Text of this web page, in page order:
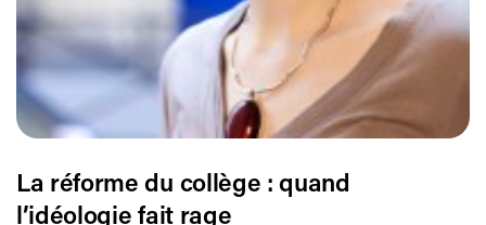
La réforme du collège : quand
l’idéologie fait rage